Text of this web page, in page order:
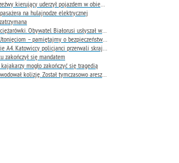
na hulajnodze elektrycznej
zakończył się mandatem
mogło zakończyć się tragedią